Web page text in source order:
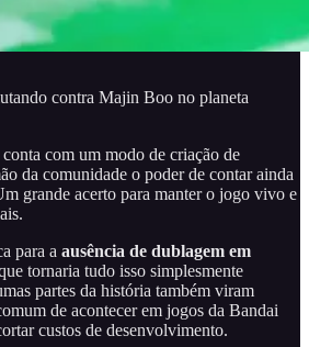
contra Majin Boo no planeta
com um modo de criação de
da comunidade o poder de contar ainda
grande acerto para manter o jogo vivo e
para a ausência de dublagem em
tornaria tudo isso simplesmente
partes da história também viram
de acontecer em jogos da Bandai
custos de desenvolvimento.